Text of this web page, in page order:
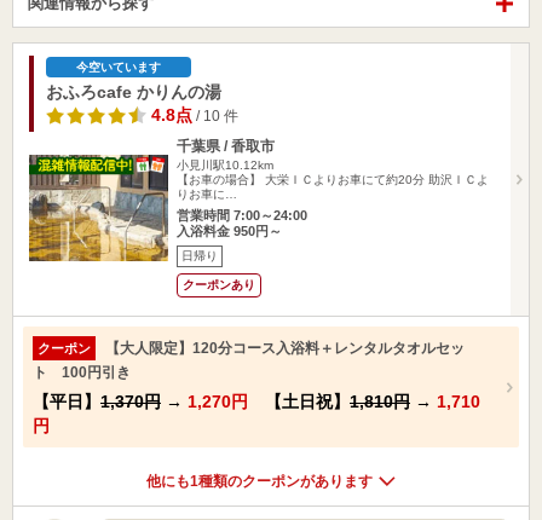
今空いています
おふろcafe かりんの湯
4.8点 / 10 件
千葉県 / 香取市
小見川駅10.12km
【お車の場合】 大栄ＩＣよりお車にて約20分 助沢ＩＣよ
りお車に…
営業時間 7:00～24:00
入浴料金 950円～
日帰り
クーポンあり
クーポン
【大人限定】120分コース入浴料＋レンタルタオルセッ
ト 100円引き
【平日】 1,370円 → 1,270円 【土日祝】 1,810円 → 1,710
円
他にも1種類のクーポンがあります